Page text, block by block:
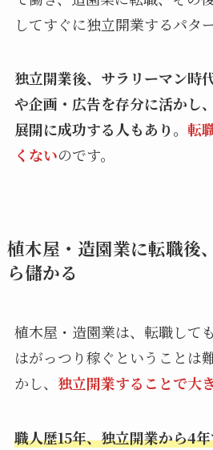
してすぐに独立開業するパタ
独立開業後、サラリーマン時
や企画・広告を存分に活かし
展開に成功する人もあり。 転
くないのです。
植木屋・造園業に転職後
ら儲かる
植木屋・造園業は、転職して
はがっつり稼ぐということは
かし、 独立開業することで大
職人歴15年、独立開業から4